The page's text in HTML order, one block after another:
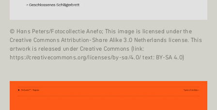
© Hans Peters/Fotocollectie Anefo; This image is licensed under the
Creative Commons Attribution-Share Alike 3.0 Netherlands license. This
artwork is released under Creative Commons (link:
https://creativecommons.org/licenses/by-sa/4.0/ text: BY-SA 4.0)